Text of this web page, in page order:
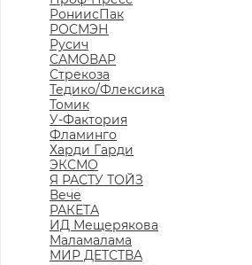
РониисПак
РОСМЭН
Русич
САМОВАР
Стрекоза
Тедико/Флексика
Томик
У-Фактория
Фламинго
Харди Гарди
ЭКСМО
Я РАСТУ ТОЙЗ
Вече
РАКЕТА
ИД Мещерякова
Маламалама
МИР ДЕТСТВА